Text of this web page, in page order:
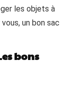
les objets à
un bon sac
bons